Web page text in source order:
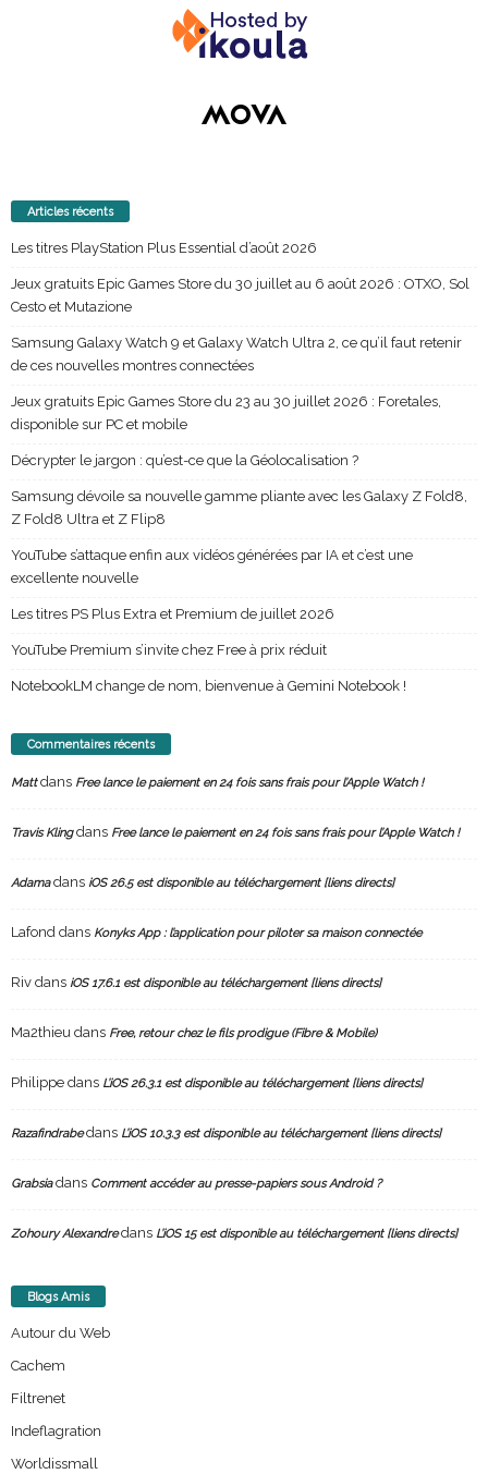
Articles récents
Les titres PlayStation Plus Essential d’août 2026
Jeux gratuits Epic Games Store du 30 juillet au 6 août 2026 : OTXO, Sol
Cesto et Mutazione
Samsung Galaxy Watch 9 et Galaxy Watch Ultra 2, ce qu’il faut retenir
de ces nouvelles montres connectées
Jeux gratuits Epic Games Store du 23 au 30 juillet 2026 : Foretales,
disponible sur PC et mobile
Décrypter le jargon : qu’est-ce que la Géolocalisation ?
Samsung dévoile sa nouvelle gamme pliante avec les Galaxy Z Fold8,
Z Fold8 Ultra et Z Flip8
YouTube s’attaque enfin aux vidéos générées par IA et c’est une
excellente nouvelle
Les titres PS Plus Extra et Premium de juillet 2026
YouTube Premium s’invite chez Free à prix réduit
NotebookLM change de nom, bienvenue à Gemini Notebook !
Commentaires récents
Mattdans Free lance le paiement en 24 fois sans frais pour l’Apple Watch !
Travis Klingdans Free lance le paiement en 24 fois sans frais pour l’Apple Watch !
Adamadans iOS 26.5 est disponible au téléchargement [liens directs]
Lafond dans Konyks App : l’application pour piloter sa maison connectée
Riv dans iOS 17.6.1 est disponible au téléchargement [liens directs]
Ma2thieu dans Free, retour chez le fils prodigue (Fibre & Mobile)
Philippe dans L’iOS 26.3.1 est disponible au téléchargement [liens directs]
Razafindrabedans L’iOS 10.3.3 est disponible au téléchargement [liens directs]
Grabsiadans Comment accéder au presse-papiers sous Android ?
Zohoury Alexandredans L’iOS 15 est disponible au téléchargement [liens directs]
Blogs Amis
Autour du Web
Cachem
Filtrenet
Indeflagration
Worldissmall